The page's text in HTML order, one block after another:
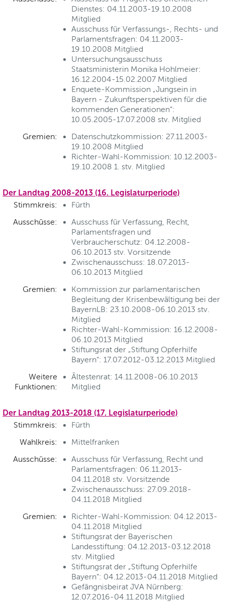
Dienstes: 04.11.2003-19.10.2008
Mitglied
Ausschuss für Verfassungs-, Rechts- und
Parlamentsfragen: 04.11.2003-
19.10.2008 Mitglied
Untersuchungsausschuss
Staatsministerin Monika Hohlmeier:
16.12.2004-15.02.2007 Mitglied
Enquete-Kommission „Jungsein in
Bayern - Zukunftsperspektiven für die
kommenden Generationen“:
10.05.2005-17.07.2008 stv. Mitglied
Gremien:
Datenschutzkommission: 27.11.2003-
19.10.2008 Mitglied
Richter-Wahl-Kommission: 10.12.2003-
19.10.2008 1. stv. Mitglied
Der Landtag 2008-2013 (16. Legislaturperiode)
Stimmkreis:
Fürth
Ausschüsse:
Ausschuss für Verfassung, Recht,
Parlamentsfragen und
Verbraucherschutz: 04.12.2008-
06.10.2013 stv. Vorsitzende
Zwischenausschuss: 18.07.2013-
06.10.2013 Mitglied
Gremien:
Kommission zur parlamentarischen
Begleitung der Krisenbewältigung bei der
BayernLB: 23.10.2008-06.10.2013 stv.
Mitglied
Richter-Wahl-Kommission: 16.12.2008-
06.10.2013 Mitglied
Stiftungsrat der „Stiftung Opferhilfe
Bayern“: 17.07.2012-03.12.2013 Mitglied
Weitere
Funktionen:
Ältestenrat: 14.11.2008-06.10.2013
Mitglied
Der Landtag 2013-2018 (17. Legislaturperiode)
Stimmkreis:
Fürth
Wahlkreis:
Mittelfranken
Ausschüsse:
Ausschuss für Verfassung, Recht und
Parlamentsfragen: 06.11.2013-
04.11.2018 stv. Vorsitzende
Zwischenausschuss: 27.09.2018-
04.11.2018 Mitglied
Gremien:
Richter-Wahl-Kommission: 04.12.2013-
04.11.2018 Mitglied
Stiftungsrat der Bayerischen
Landesstiftung: 04.12.2013-03.12.2018
stv. Mitglied
Stiftungsrat der „Stiftung Opferhilfe
Bayern“: 04.12.2013-04.11.2018 Mitglied
Gefängnisbeirat JVA Nürnberg:
12.07.2016-04.11.2018 Mitglied